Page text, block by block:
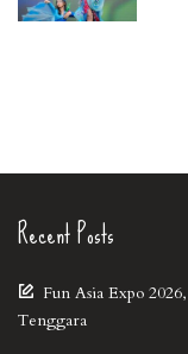
Recent Posts
Fun Asia Expo
Tenggara